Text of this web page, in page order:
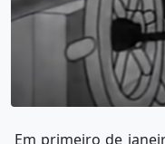
Em primeiro de